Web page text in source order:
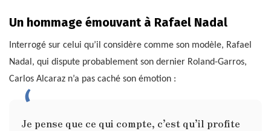
Un hommage émouvant à Rafael Nadal
Interrogé sur celui qu’il considère comme son modèle, Rafael
Nadal, qui dispute probablement son dernier Roland-Garros,
Carlos Alcaraz n’a pas caché son émotion :
Je pense que ce qui compte, c’est qu’il profite